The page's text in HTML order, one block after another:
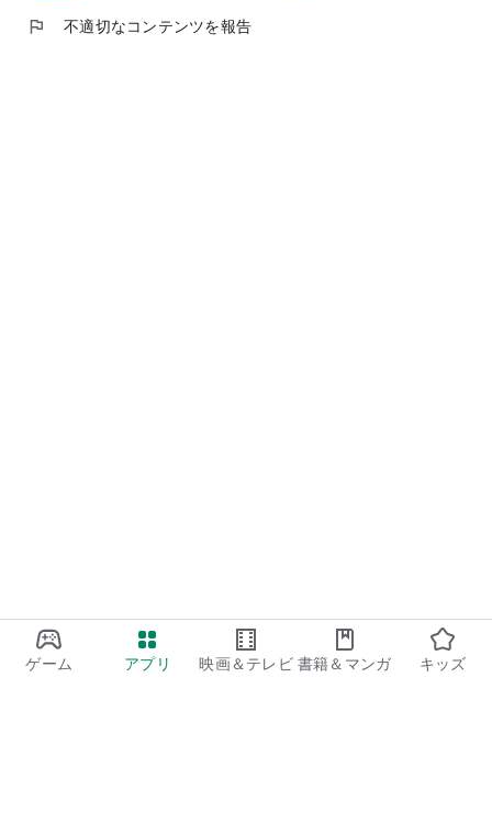
ゲーム アプリ 映画＆テレビ 書籍＆マンガ キッズ
flag 不適切なコンテンツを報告